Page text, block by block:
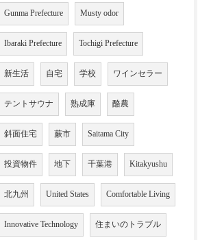
Gunma Prefecture Musty odor
Ibaraki Prefecture Tochigi Prefecture
新生活 自宅 学校 ワインセラー
テントサウナ 熟成庫 酪農
斜面住宅 蕨市 Saitama City
投資物件 地下 千葉港 Kitakyushu
北九州 United States Comfortable Living
Innovative Technology 住まいのトラブル